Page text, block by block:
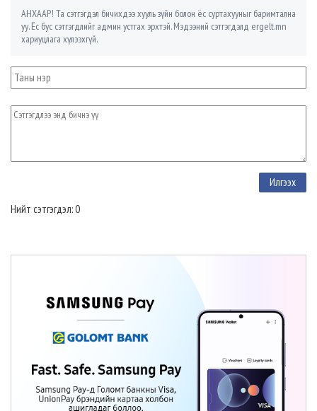
АНХААР! Та сэтгэгдэл бичихдээ хууль зүйн болон ёс суртахууныг баримтална
уу. Ёс бус сэтгэгдлийг админ устгах эрхтэй. Мэдээний сэтгэгдэлд ergelt.mn
хариуцлага хүлээхгүй.
Нийт сэтгэгдэл: 0